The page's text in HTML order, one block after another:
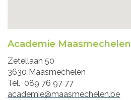
Academie Maasmechelen
Adres
Zetellaan 50
3630 Maasmechelen
Tel.
089 76 97 77
E-
academie@maasmechelen.be